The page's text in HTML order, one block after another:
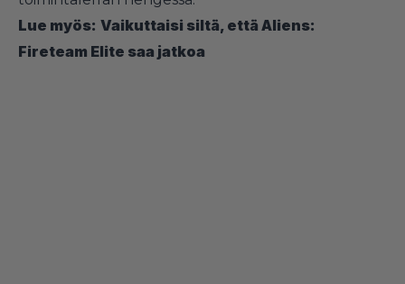
Lue myös: Vaikuttaisi siltä, että Aliens:
Fireteam Elite saa jatkoa